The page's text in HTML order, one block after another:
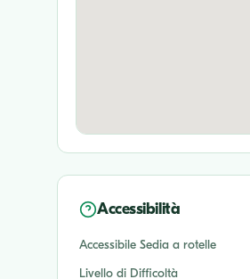
Accessibilità
Accessibile Sedia a rotelle
Livello di Difficoltà